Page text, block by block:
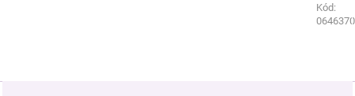
Kód:
Kód: